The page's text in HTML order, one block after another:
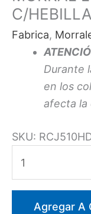
C/
Fabrica,
Durante
en los
afecta la
SKU:
LONA
CUERO
15X25Agregar A